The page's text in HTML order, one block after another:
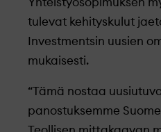
Yhteistyösopimuksen
tulevat kehityskulut
Investmentsin uusien
mukaisesti.
“Tämä nostaa
panostuksemme